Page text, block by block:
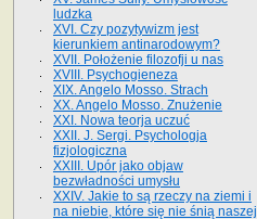
ludzka
XVI. Czy pozytywizm jest
kierunkiem antinarodowym?
XVII. Położenie filozofji u nas
XVIII. Psychogieneza
XIX. Angelo Mosso. Strach
XX. Angelo Mosso. Znużenie
XXI. Nowa teorja uczuć
XXII. J. Sergi. Psychologja
fizjologiczna
XXIII. Upór jako objaw
bezwładności umysłu
XXIV. Jakie to są rzeczy na ziemi i
na niebie, które się nie śnią naszej